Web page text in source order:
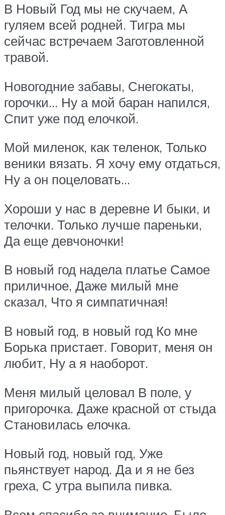
В Новый Год мы не скучаем, А
гуляем всей родней. Тигра мы
сейчас встречаем Заготовленной
травой.
Новогодние забавы, Снегокаты,
горочки… Ну а мой баран напился,
Спит уже под елочкой.
Мой миленок, как теленок, Только
веники вязать. Я хочу ему отдаться,
Ну а он поцеловать…
Хороши у нас в деревне И быки, и
телочки. Только лучше пареньки,
Да еще девчоночки!
В новый год надела платье Самое
приличное, Даже милый мне
сказал, Что я симпатичная!
В новый год, в новый год Ко мне
Борька пристает. Говорит, меня он
любит, Ну а я наоборот.
Меня милый целовал В поле, у
пригорочка. Даже красной от стыда
Становилась елочка.
Новый год, новый год, Уже
пьянствует народ. Да и я не без
греха, С утра выпила пивка.